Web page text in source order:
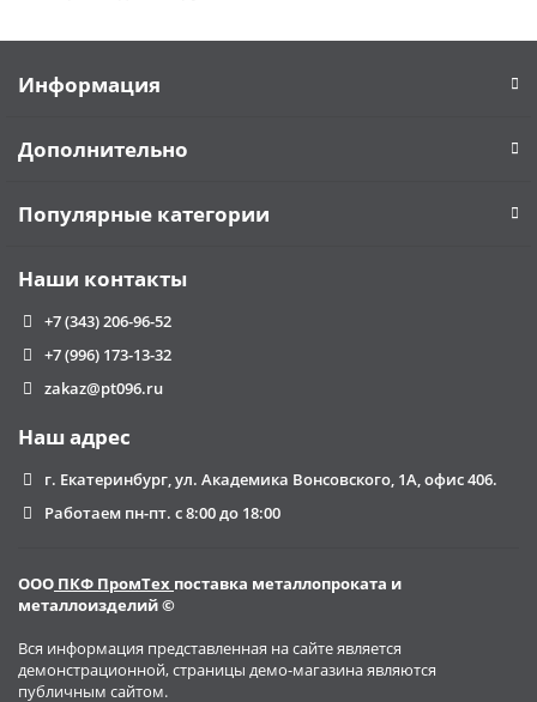
Информация
Дополнительно
Популярные категории
Наши контакты
+7 (343) 206-96-52
+7 (996) 173-13-32
zakaz@pt096.ru
Наш адрес
г. Екатеринбург, ул. Академика Вонсовского, 1А, офис 406.
Работаем пн-пт. с 8:00 до 18:00
ООО ПКФ ПромТех поставка металлопроката и
металлоизделий ©
Вся информация представленная на сайте является
демонстрационной, страницы демо-магазина являются
публичным сайтом.